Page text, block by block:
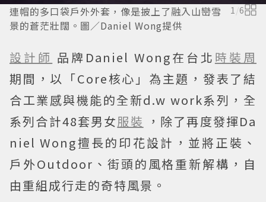
連帽的多口袋戶外外套，像是披上了融入山巒雪
景的蒼茫壯闊。圖／Daniel Wong提供
1/6
設計師 品牌Daniel Wong在台北 時裝周
期間，以「Core核心」為主題，發表了結
合工業感與機能的全新d.w work系列，全
系列合計48套男女服裝 ，除了再度發揮Da
niel Wong擅長的印花設計，並將正裝、
戶外Outdoor、街頭的風格重新解構，自
由重組成行走的奇特風景。